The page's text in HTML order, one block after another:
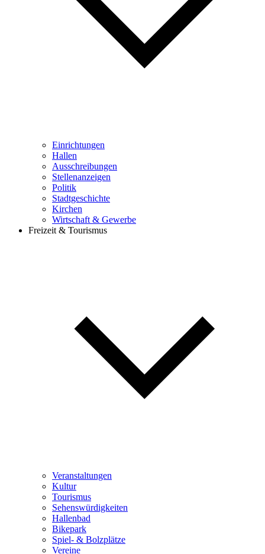
Einrichtungen
Hallen
Ausschreibungen
Stellenanzeigen
Politik
Stadtgeschichte
Kirchen
Wirtschaft & Gewerbe
Freizeit & Tourismus
Veranstaltungen
Kultur
Tourismus
Sehenswürdigkeiten
Hallenbad
Bikepark
Spiel- & Bolzplätze
Vereine